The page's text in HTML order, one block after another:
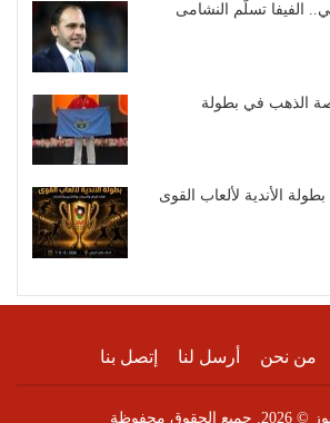
الفيفا تسلّم النشامى
الذهب في بطولة
الأندية لألعاب القوى
من نحن أرسل لنا إتصل بنا
محفوظة